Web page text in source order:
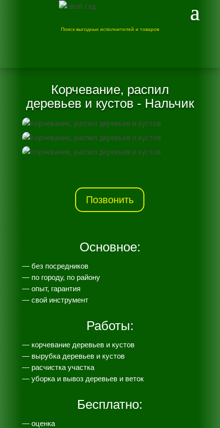
Поиск выгодных исполнителей и товаров
Корчевание, распил
деревьев и кустов - Нальчик
Позвонить
Основное:
— без посредников
— по городу, по району
— опыт, гарантия
— свой инструмент
Работы:
— корчевание деревьев и кустов
— вырубка деревьев и кустов
— расчистка участка
— уборка и вывоз деревьев и веток
Бесплатно:
— оценка